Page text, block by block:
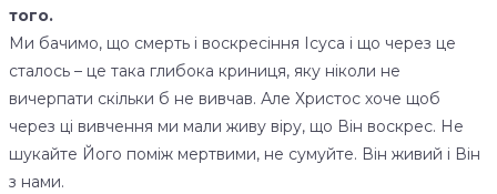
того.
Ми бачимо, що смерть і воскресіння Ісуса і що через це
сталось – це така глибока криниця, яку ніколи не
вичерпати скільки б не вивчав. Але Христос хоче щоб
через ці вивчення ми мали живу віру, що Він воскрес. Не
шукайте Його поміж мертвими, не сумуйте. Він живий і Він
з нами.